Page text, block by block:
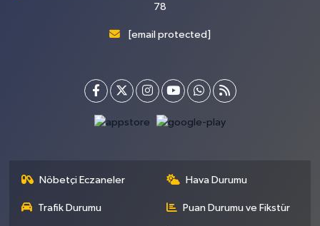
78
[email protected]
Nöbetçi Eczaneler Hava Durumu
Trafik Durumu Puan Durumu ve Fikstür